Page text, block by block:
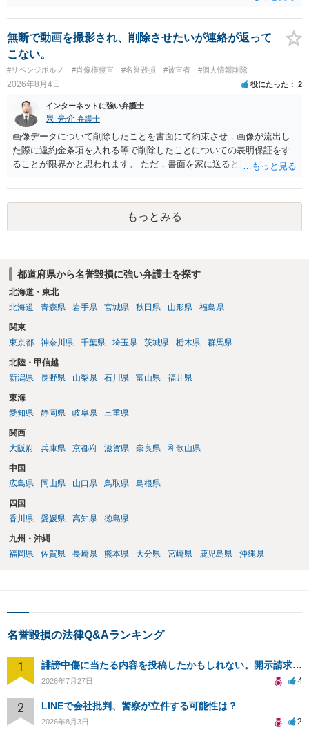
に個別に相談されると良いでしょう。
無断で動画を撮影され、削除させたいが連絡が返って
こない。
#リベンジポルノ #肖像権侵害 #名誉毀損 #被害者 #個人情報削除
2026年8月4日 役にたった 2
インターネットに強い弁護士
泉 亮介 弁護士
画像データについて削除したことを書面にて約束させ，画像が流出し
た際に違約金条項を入れる等で削除したことについての表明保証をす
ることが限界かと思われます。 ただ，書面を家に送ると家族に不貞行
除等を求めることは避けたほうが良いかと思われます。
もっとみる
都道府県から名誉毀損に強い弁護士を探す
北海道・東北
北海道
青森県 岩手県 宮城県 秋田県 山形県 福島県
関東
東京都
神奈川県 千葉県 埼玉県 茨城県 栃木県 群馬県
北陸・甲信越
新潟県
長野県 山梨県 石川県 富山県 福井県
東海
愛知県
静岡県 岐阜県 三重県
関西
大阪府
兵庫県 京都府 滋賀県 奈良県 和歌山県
中国
広島県
岡山県 山口県 鳥取県 島根県
四国
香川県
愛媛県 高知県 徳島県
九州・沖縄
福岡県
佐賀県 長崎県 熊本県 大分県 宮崎県 鹿児島県 沖縄県
名誉毀損の法律Q&Aランキング
1 誹謗中傷に当たる内容を投稿したかもしれない。開示請求や民事刑事裁判に発展しうるのか教えて欲しい。
2026年7月27日 4
2 LINEで会社批判、警察が立件する可能性は？
2026年8月3日 2